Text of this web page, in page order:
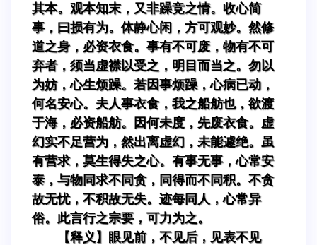
其本。观本知末，又非躁竞之情。收心简
事，曰损有为。体静心闲，方可观妙。然修
道之身，必资衣食。事有不可废，物有不可
弃者，须当虚襟以受之，明目而当之。勿以
为妨，心生烦躁。若因事烦躁，心病已动，
何名安心。夫人事衣食，我之船舫也，欲渡
于海，必资船舫。因何未度，先废衣食。虚
幻实不足营为，然出离虚幻，未能遽绝。虽
有营求，莫生得失之心。有事无事，心常安
泰，与物同求不同贪，同得而不同积。不贪
故无忧，不积故无失。迹每同人，心常异
俗。此言行之宗要，可力为之。
【释义】眼见前，不见后，见表不见